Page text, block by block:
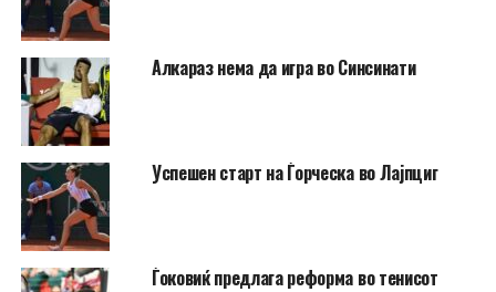
Алкараз нема да игра во Синсинати
Успешен старт на Ѓорческа во Лајпциг
Ѓоковиќ предлага реформа во тенисот